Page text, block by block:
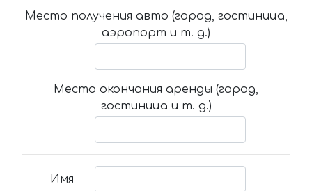
Место получения авто (город, гостиница,
аэропорт и т. д.)
Место окончания аренды (город,
гостиница и т. д.)
Имя